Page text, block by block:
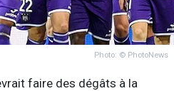
Photo: © PhotoNews
faire des dégâts à la